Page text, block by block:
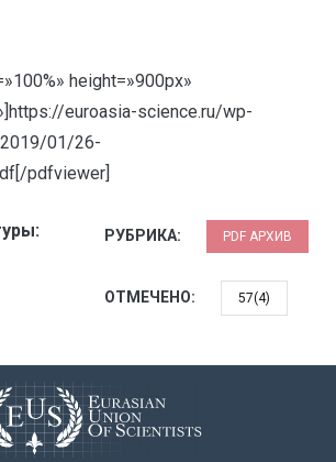
height=»900px»
euroasia-science.ru/wp-
01/26-
pdfviewer]
РУБРИКА: PDF АРХИВ
ОТМЕЧЕНО: 57(4)